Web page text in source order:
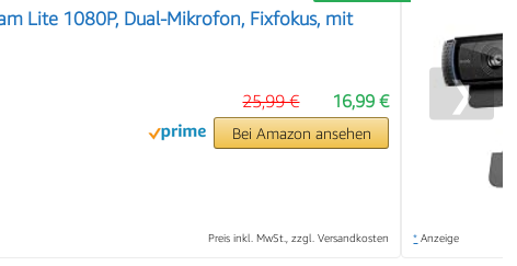
Lite 1080P, Dual-Mikrofon, Fixfokus, mit
16,99 €
25,99 €
Bei Amazon ansehen
Preis inkl. MwSt., zzgl. Versandkosten * Anzeige
❯